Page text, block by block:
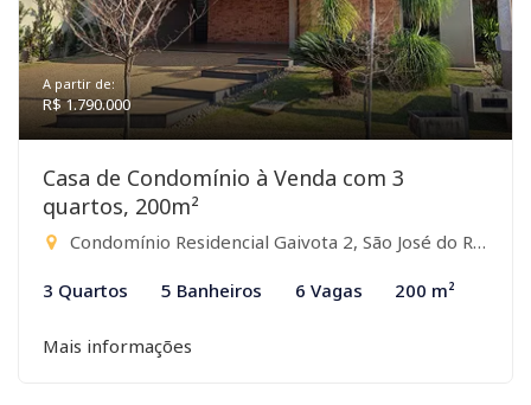
A partir de:
R$ 1.790.000
Casa de Condomínio à Venda com 3
quartos, 200m²
Condomínio Residencial Gaivota 2, São José do Rio Preto-SP
3 Quartos 5 Banheiros 6 Vagas 200 m²
Mais informações